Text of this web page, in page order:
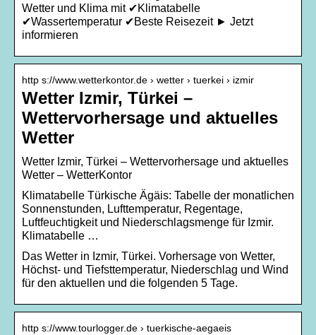
Wetter und Klima mit ✔Klimatabelle
✔Wassertemperatur ✔Beste Reisezeit ► Jetzt
informieren
http s://www.wetterkontor.de › wetter › tuerkei › izmir
Wetter Izmir, Türkei –
Wettervorhersage und aktuelles
Wetter
Wetter Izmir, Türkei – Wettervorhersage und aktuelles
Wetter – WetterKontor
Klimatabelle Türkische Ägäis: Tabelle der monatlichen
Sonnenstunden, Lufttemperatur, Regentage,
Luftfeuchtigkeit und Niederschlagsmenge für Izmir.
Klimatabelle …
Das Wetter in Izmir, Türkei. Vorhersage von Wetter,
Höchst- und Tiefsttemperatur, Niederschlag und Wind
für den aktuellen und die folgenden 5 Tage.
http s://www.tourlogger.de › tuerkische-aegaeis